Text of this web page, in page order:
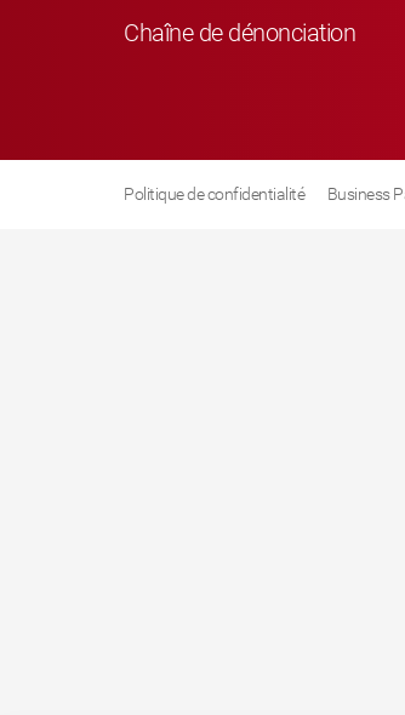
Chaîne de dénonciation
Politique de confidentialité Business